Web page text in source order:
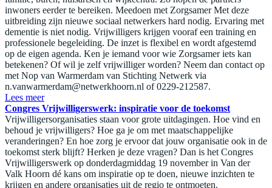
inwoners eerder te bereiken. Meedoen met Zorgsamer Met deze
uitbreiding zijn nieuwe sociaal netwerkers hard nodig. Ervaring met
dementie is niet nodig. Vrijwilligers krijgen vooraf een training en
professionele begeleiding. De inzet is flexibel en wordt afgestemd
op de eigen agenda. Ken je iemand voor wie Zorgsamer iets kan
betekenen? Of wil je zelf vrijwilliger worden? Neem dan contact op
met Nop van Warmerdam van Stichting Netwerk via
n.vanwarmerdam@netwerkhoorn.nl of 0229-212587.
Lees meer
Congres Vrijwilligerswerk: inspiratie voor de toekomst
Vrijwilligersorganisaties staan voor grote uitdagingen. Hoe vind en
behoud je vrijwilligers? Hoe ga je om met maatschappelijke
veranderingen? En hoe zorg je ervoor dat jouw organisatie ook in de
toekomst sterk blijft? Herken je deze vragen? Dan is het Congres
Vrijwilligerswerk op donderdagmiddag 19 november in Van der
Valk Hoorn dé kans om inspiratie op te doen, nieuwe inzichten te
krijgen en andere organisaties uit de regio te ontmoeten.